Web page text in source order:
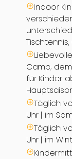
Indoor
Liebevolle
Camp,
für Kinder
Täglich
Uhr | im
Täglich
Uhr | im